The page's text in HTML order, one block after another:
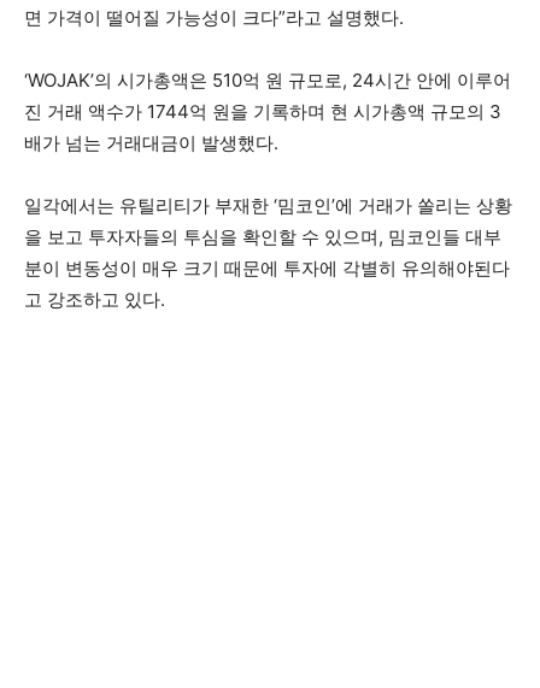
면 가격이 떨어질 가능성이 크다”라고 설명했다.
‘WOJAK’의 시가총액은 510억 원 규모로, 24시간 안에 이루어
진 거래 액수가 1744억 원을 기록하며 현 시가총액 규모의 3
배가 넘는 거래대금이 발생했다.
일각에서는 유틸리티가 부재한 ‘밈코인’에 거래가 쏠리는 상황
을 보고 투자자들의 투심을 확인할 수 있으며, 밈코인들 대부
분이 변동성이 매우 크기 때문에 투자에 각별히 유의해야된다
고 강조하고 있다.